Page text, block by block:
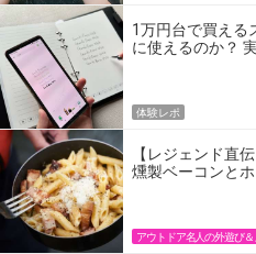
1万円台で買える
に使えるのか？
体験レポ
【レジェンド直
燻製ベーコンと
アウトドア名人の外遊び＆